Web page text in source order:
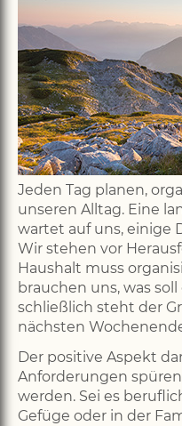
Jeden Tag planen,
unseren Alltag. Eine
wartet auf uns, einige
Wir stehen vor
Haushalt muss
brauchen uns, was
schließlich steht der
nächsten
Der positive Aspekt
Anforderungen
werden. Sei es
Gefüge oder in der